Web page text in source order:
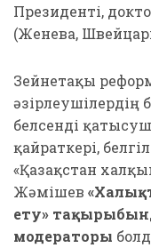
Президенті,
(Женева,
Зейнетақы
әзірлеушілердің
белсенді
қайраткері,
«Қазақстан
Жәмішев
ету»
модераторы